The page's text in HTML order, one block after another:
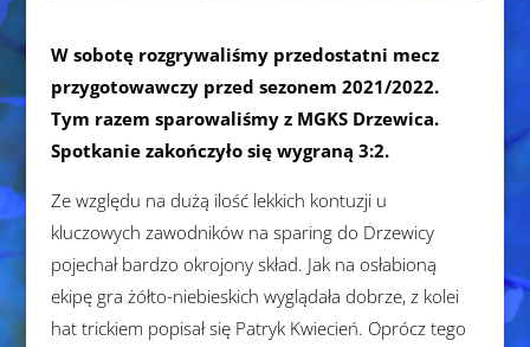
W sobotę rozgrywaliśmy przedostatni mecz
przygotowawczy przed sezonem 2021/2022.
Tym razem sparowaliśmy z MGKS Drzewica.
Spotkanie zakończyło się wygraną 3:2.
Ze względu na dużą ilość lekkich kontuzji u
kluczowych zawodników na sparing do Drzewicy
pojechał bardzo okrojony skład. Jak na osłabioną
ekipę gra żółto-niebieskich wyglądała dobrze, z kolei
hat trickiem popisał się Patryk Kwiecień. Oprócz tego